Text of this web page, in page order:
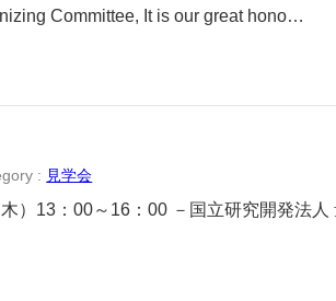
Committee, It is our great hono…
: 見学会
）13：00～16：00 －国立研究開発法